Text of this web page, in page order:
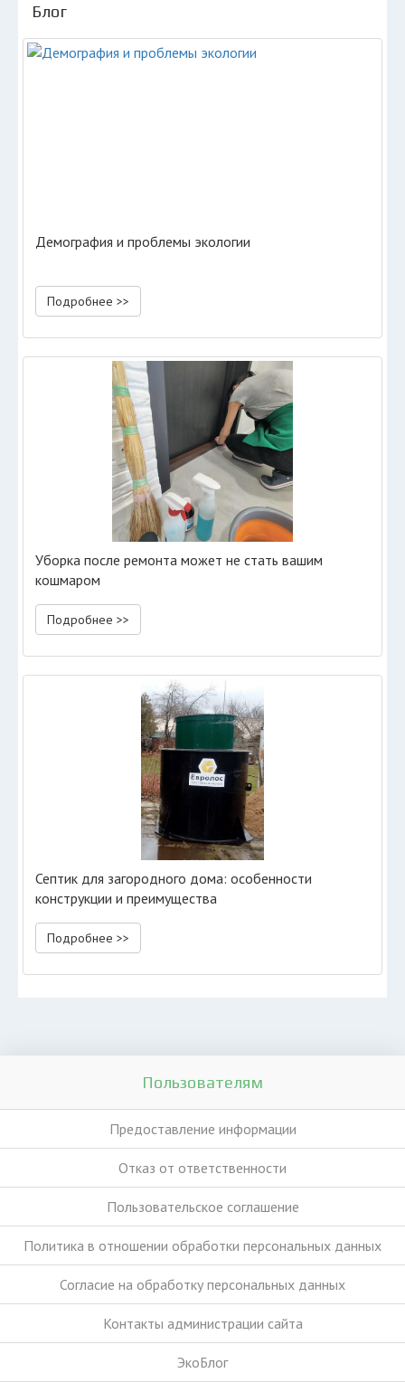
Блог
Демография и проблемы экологии
Подробнее >>
Уборка после ремонта может не стать вашим
кошмаром
Подробнее >>
Септик для загородного дома: особенности
конструкции и преимущества
Подробнее >>
Пользователям
Предоставление информации
Отказ от ответственности
Пользовательское соглашение
Политика в отношении обработки персональных данных
Согласие на обработку персональных данных
Контакты администрации сайта
ЭкоБлог